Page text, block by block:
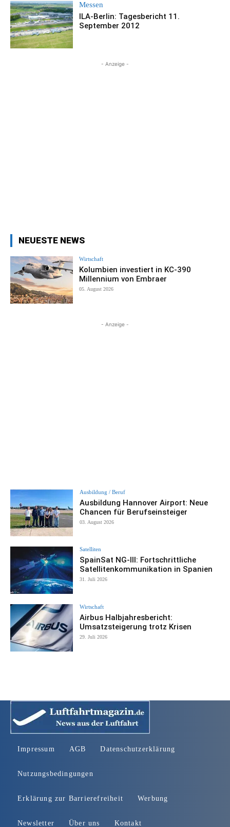
Messen
ILA-Berlin: Tagesbericht 11.
September 2012
- Anzeige -
NEUESTE NEWS
Wirtschaft
Kolumbien investiert in KC-390
Millennium von Embraer
05. August 2026
- Anzeige -
Ausbildung / Beruf
Ausbildung Hannover Airport: Neue
Chancen für Berufseinsteiger
03. August 2026
Satelliten
SpainSat NG-III: Fortschrittliche
Satellitenkommunikation in Spanien
31. Juli 2026
Wirtschaft
Airbus Halbjahresbericht:
Umsatzsteigerung trotz Krisen
29. Juli 2026
Impressum AGB Datenschutzerklärung
Nutzungsbedingungen
Erklärung zur Barrierefreiheit Werbung
Newsletter Über uns Kontakt